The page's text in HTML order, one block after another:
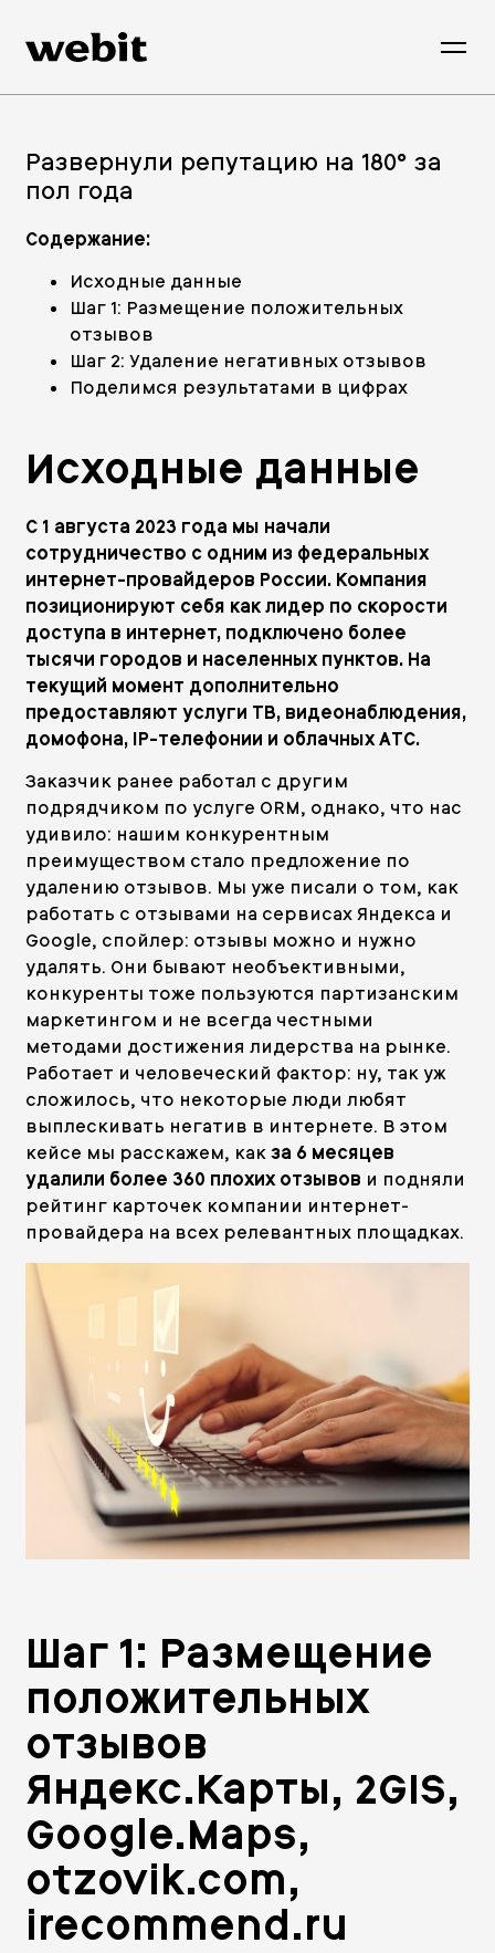
Развернули репутацию на 180° за
пол года
Содержание:
Исходные данные
Шаг 1: Размещение положительных
отзывов
Шаг 2: Удаление негативных отзывов
Поделимся результатами в цифрах
Исходные данные
С 1 августа 2023 года мы начали
сотрудничество с одним из федеральных
интернет-провайдеров России. Компания
позиционируют себя как лидер по скорости
доступа в интернет, подключено более
тысячи городов и населенных пунктов. На
текущий момент дополнительно
предоставляют услуги ТВ, видеонаблюдения,
домофона, IP-телефонии и облачных АТС.
Заказчик ранее работал с другим
подрядчиком по услуге ORM, однако, что нас
удивило: нашим конкурентным
преимуществом стало предложение по
удалению отзывов. Мы уже писали о том, как
работать с отзывами на сервисах Яндекса и
Google, спойлер: отзывы можно и нужно
удалять. Они бывают необъективными,
конкуренты тоже пользуются партизанским
маркетингом и не всегда честными
методами достижения лидерства на рынке.
Работает и человеческий фактор: ну, так уж
сложилось, что некоторые люди любят
выплескивать негатив в интернете. В этом
кейсе мы расскажем, какза 6 месяцев
удалили более 360 плохих отзывов и подняли
рейтинг карточек компании интернет-
провайдера на всех релевантных площадках.
Шаг 1: Размещение
положительных
отзывов
Яндекс.Карты, 2GIS,
Google.Maps,
otzovik.com,
irecommend.ru